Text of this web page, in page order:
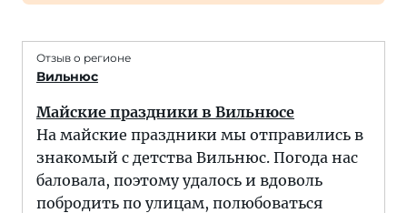
Отзыв о регионе
Вильнюс
Майские праздники в Вильнюсе
На майские праздники мы отправились в
знакомый с детства Вильнюс. Погода нас
баловала, поэтому удалось и вдоволь
побродить по улицам, полюбоваться